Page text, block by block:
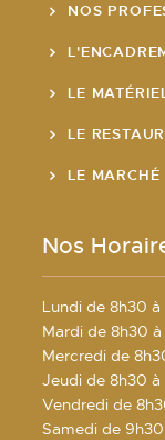
NOS
LE
LE
LE
Nos
Lundi de 8h30 à
Mardi de 8h30
Mercredi de
Jeudi de 8h30 à
Vendredi de
Samedi de